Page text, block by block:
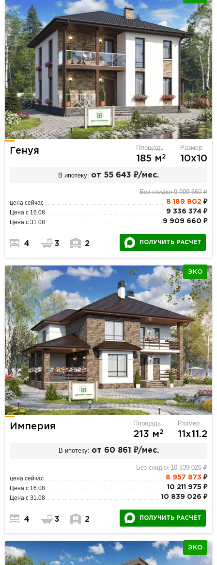
Генуя Площадь
185 м2
Размер
10х10
В ипотеку: от 55 643 ₽/мес.
Без скидки 9 909 660 ₽
цена сейчас 8 189 802 ₽
Цена с 16.08 9 336 374 ₽
Цена с 31.08 9 909 660 ₽
4 3 2 ПОЛУЧИТЬ РАСЧЕТ
ЭКО
Империя Площадь
213 м2
Размер
11х11.2
В ипотеку: от 60 861 ₽/мес.
Без скидки 10 839 026 ₽
цена сейчас 8 957 873 ₽
Цена с 16.08 10 211 975 ₽
Цена с 31.08 10 839 026 ₽
4 3 2 ПОЛУЧИТЬ РАСЧЕТ
ЭКО